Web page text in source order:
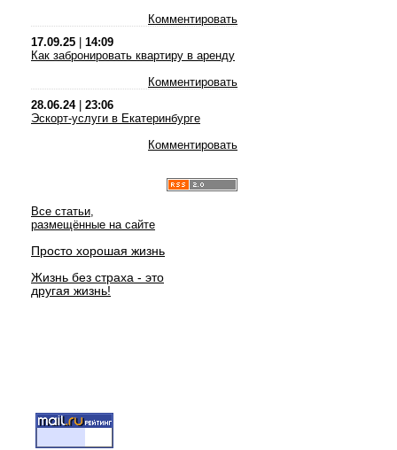
Комментировать
17.09.25
14:09
Как забронировать квартиру в аренду
Комментировать
28.06.24| 23:06
Эскорт-услуги в Екатеринбурге
Комментировать
Все статьи,
размещённые на сайте
Просто хорошая жизнь
Жизнь без страха - это
другая жизнь!